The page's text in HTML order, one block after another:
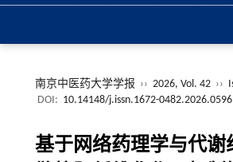
南京中医药大学学报 ›› 2026, Vol. 42 ››
DOI: 10.14148/j.issn.1672-0482.2026.0596
基于网络药理学与代谢